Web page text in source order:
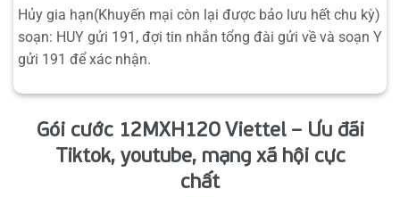
Hủy gia hạn(Khuyến mại còn lại được bảo lưu hết chu kỳ)
soạn: HUY gửi 191, đợi tin nhắn tổng đài gửi về và soạn Y
gửi 191 để xác nhận.
Gói cước 12MXH120 Viettel – Ưu đãi
Tiktok, youtube, mạng xã hội cực
chất